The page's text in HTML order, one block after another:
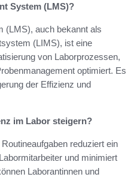
System (LMS)?
(LMS), auch bekannt als
(LIMS), ist eine
von Laborprozessen,
optimiert. Es
der Effizienz und
im Labor steigern?
reduziert ein
und minimiert
Laborantinnen und